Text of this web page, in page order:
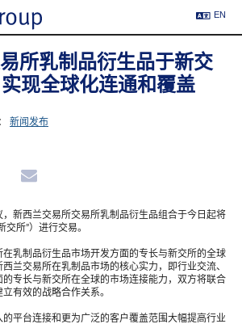
EN
所乳制品衍生品于新交
现全球化连通和覆盖
新闻发布
新西兰交易所交易所乳制品衍生品组合于今日起将
交所”）进行交易。
乳制品衍生品市场开发方面的专长与新交所的全球
兰交易所在乳制品市场的核心实力，即行业交流、
专长与新交所在全球的市场连接能力，双方将联合
有效的战略合作关系。
平台连接和更为广泛的客户覆盖范围大幅提高行业